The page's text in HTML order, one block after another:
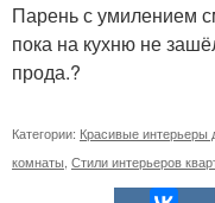
Парень с умилением
пока на кухню не
прода.?
Категории: Красивые интерьеры
комнаты Стили интерьеров